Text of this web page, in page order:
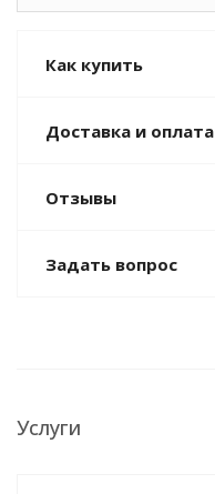
Как купить
Доставка и оплата
Отзывы
Задать вопрос
Услуги